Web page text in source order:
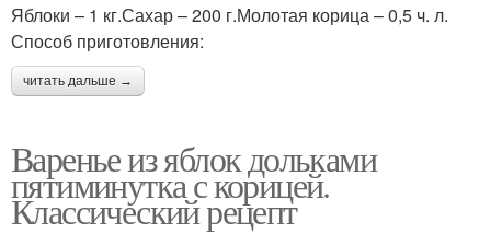
Яблоки – 1 кг.Сахар – 200 г.Молотая корица – 0,5 ч. л.
Способ приготовления:
читать дальше →
Варенье из яблок дольками
пятиминутка с корицей.
Классический рецепт